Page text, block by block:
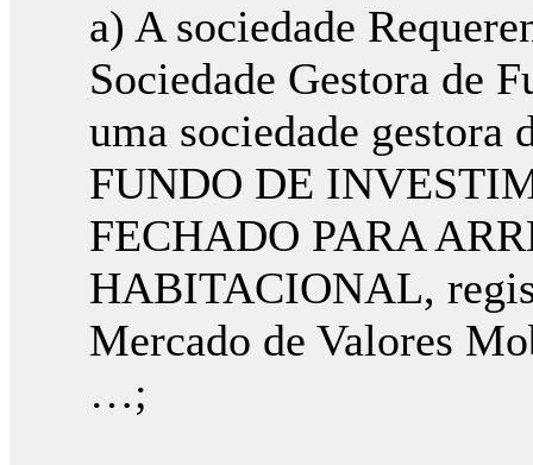
a) A sociedade
Sociedade Gestora de
uma sociedade
FUNDO DE
FECHADO PARA
HABITACIONAL,
Mercado de Valores
…;